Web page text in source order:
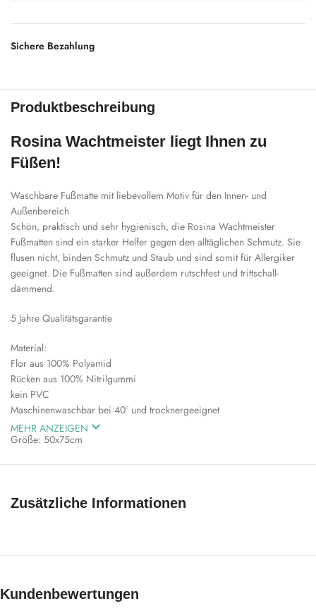
Sichere Bezahlung
Produktbeschreibung
Rosina Wachtmeister liegt Ihnen zu
Füßen!
Waschbare Fußmatte mit liebevollem Motiv für den Innen- und
Außenbereich
Schön, praktisch und sehr hygienisch, die Rosina Wachtmeister
Fußmatten sind ein starker Helfer gegen den alltäglichen Schmutz. Sie
flusen nicht, binden Schmutz und Staub und sind somit für Allergiker
geeignet. Die Fußmatten sind außerdem rutschfest und trittschall-
dämmend.
5 Jahre Qualitätsgarantie
Material:
Flor aus 100% Polyamid
Rücken aus 100% Nitrilgummi
kein PVC
Maschinenwaschbar bei 40° und trocknergeeignet
Größe: 50x75cm
Hinweis: bitte beachten Sie, dass die angegebenen Maße um ca. +/-
MEHR ANZEIGEN
Zusätzliche Informationen
Kundenbewertungen